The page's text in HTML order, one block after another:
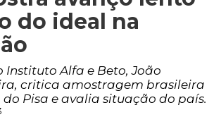
do ideal na
Instituto Alfa e Beto, João
critica amostragem brasileira
Pisa e avalia situação do país.